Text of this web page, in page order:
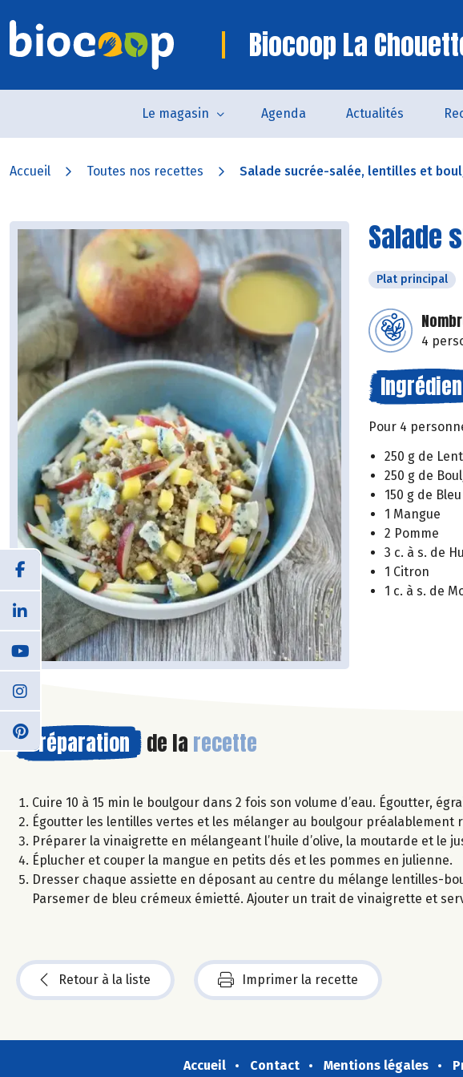
Biocoop La
Le magasin Agenda Actualités
Accueil Toutes nos recettes Salade sucrée-salée, lentilles et
Salade
Plat principal
4
Pour 4
250 g de
250 g de
150 g de
1 Mangue
2 Pomme
3 c. à s. de
1 Citron
1 c. à s. de
Préparation de la recette
Cuire 10 à 15 min le boulgour dans 2 fois son volume d’eau. Égoutter,
Égoutter les lentilles vertes et les mélanger au boulgour préalablement
Préparer la vinaigrette en mélangeant l’huile d’olive, la moutarde et le
Éplucher et couper la mangue en petits dés et les pommes en julienne.
Dresser chaque assiette en déposant au centre du mélange lentilles-
Parsemer de bleu crémeux émietté. Ajouter un trait de vinaigrette et
Retour à la liste Imprimer la recette
Accueil Contact Mentions légales